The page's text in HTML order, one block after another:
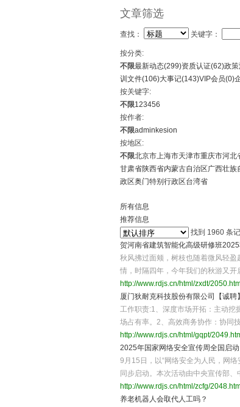
文章筛选
查找： 关键字：
按分类:
不限最新动态(299)资质认证(62)政
训文件(106)大事记(143)VIP会员(0)
按关键字:
不限123456
按作者:
不限admin kesion
按地区:
不限北京市上海市天津市重庆市河北
甘肃省陕西省内蒙古自治区广西壮族
政区奥门特别行政区台湾省
所有信息
推荐信息
找到 1960 条
贺河南省建筑智能化高级研修班
秋风拂过面颊，树枝也随着微风轻
情，时隔四年，今年我们的秋游又
http://www.rdjs.cn/html/zxdt/
厦门狄耐克科技股份有限公司【诚聘
工作职责:1、深度市场开拓：主动挖
场占有率。2、高效商务协作：协同
http://www.rdjs.cn/html/gqpt/
2025年国家网络安全宣传周全国启
9月15日，以“网络安全为人民，网
同步启动。本次活动由中央宣传部、
http://www.rdjs.cn/html/zcfg/
养老机器人会取代人工吗？